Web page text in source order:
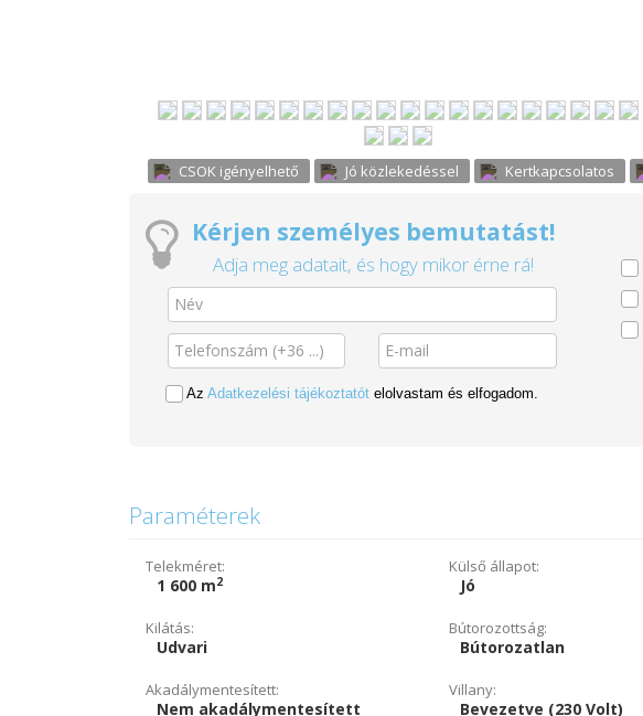
CSOK igényelhető Jó közlekedéssel Kertkapcsolatos
Kérjen személyes bemutatást!
Adja meg adatait, és hogy mikor érne rá!
Az Adatkezelési tájékoztatót elolvastam és elfogadom.
Paraméterek
Telekméret:
1 600 m2
Külső állapot:
Jó
Kilátás:
Udvari
Bútorozottság:
Bútorozatlan
Akadálymentesített:
Nem akadálymentesített
Villany:
Bevezetve (230 Volt)